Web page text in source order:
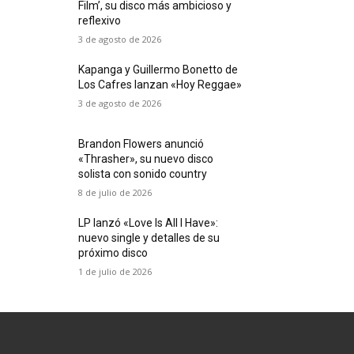
Film’, su disco más ambicioso y
reflexivo
3 de agosto de 2026
Kapanga y Guillermo Bonetto de
Los Cafres lanzan «Hoy Reggae»
3 de agosto de 2026
Brandon Flowers anunció
«Thrasher», su nuevo disco
solista con sonido country
8 de julio de 2026
LP lanzó «Love Is All I Have»:
nuevo single y detalles de su
próximo disco
1 de julio de 2026